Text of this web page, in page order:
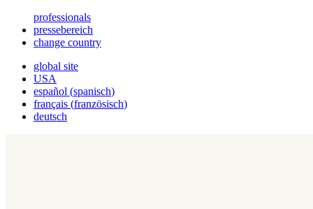
professionals
pressebereich
change country
global site
USA
español (spanisch)
français (französisch)
deutsch